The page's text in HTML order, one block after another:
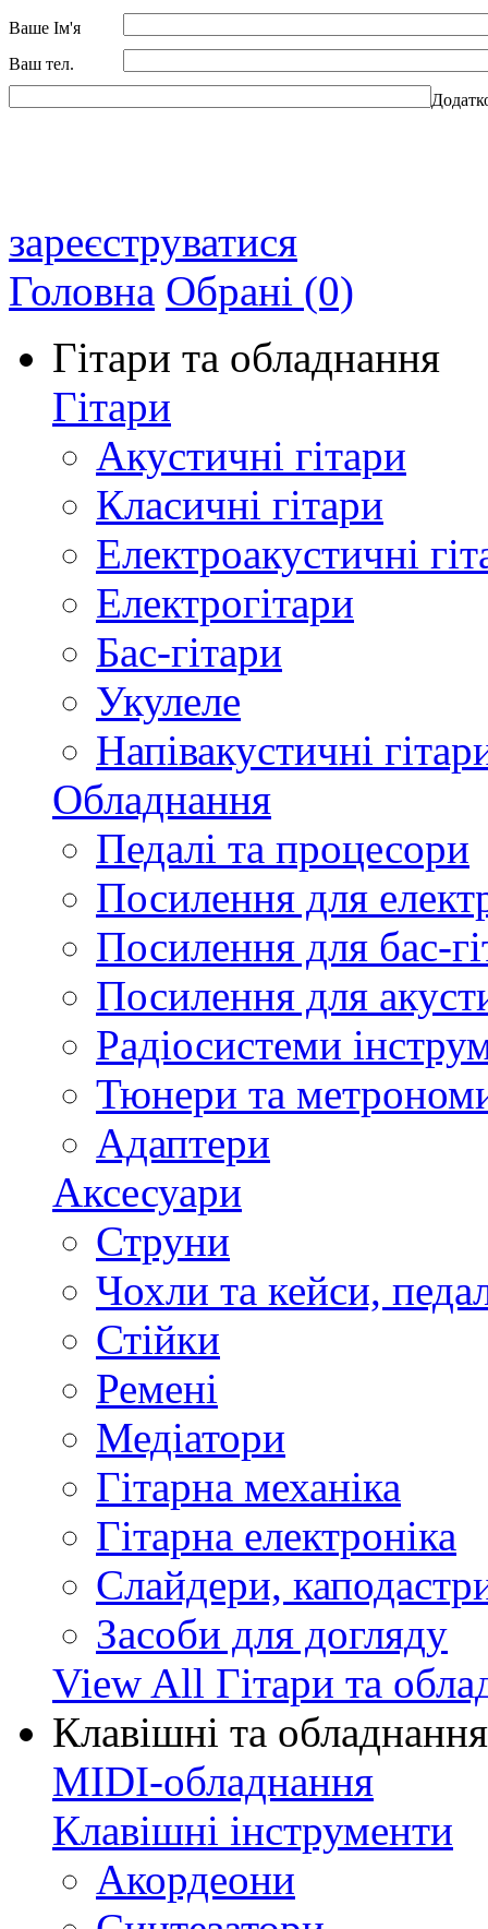
Ваше Ім'я
Ваш тел.
зареєструватися
Головна Обрані (0)
Гітари та обладнання
Гітари
Акустичні гітари
Класичні гітари
Електроакустичні
Електрогітари
Бас-гітари
Укулеле
Напівакустичні
Обладнання
Педалі та процесори
Посилення для
Посилення для бас-
Посилення для
Радіосистеми
Тюнери та
Адаптери
Аксесуари
Струни
Чохли та кейси,
Стійки
Ремені
Медіатори
Гітарна механіка
Гітарна електроніка
Слайдери,
Засоби для догляду
View All Гітари та
Клавішні та обладнання
MIDI-обладнання
Клавішні інструменти
Акордеони